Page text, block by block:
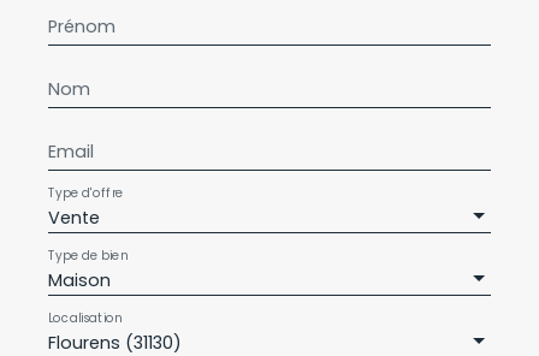
Prénom
Nom
Email
Vente
Type d'offre
Maison
Type de bien
Flourens (31130)
Localisation